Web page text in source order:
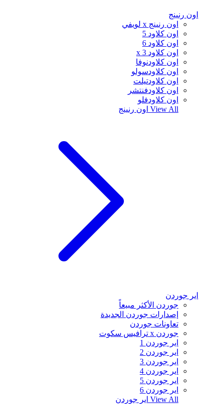
اون رنينج
اون رنينج x لويفي
اون كلاود 5
اون كلاود 6
اون كلاود x 3
اون كلاودنوفا
اون كلاودسولو
اون كلاودتيلت
اون كلاودفنتشر
اون كلاودفلو
View All اون رنينج
اير جوردن
جوردن الأكثر مبيعاً
إصدارات جوردن الجديدة
تعاونات جوردن
جوردن x ترافيس سكوت
اير جوردن 1
اير جوردن 2
اير جوردن 3
اير جوردن 4
اير جوردن 5
اير جوردن 6
View All اير جوردن